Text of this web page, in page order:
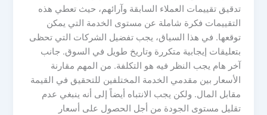
تدقيق تقييمات العملاء السابقة وآرائهم، حيث تعطي هذه
التقييمات فكرة شاملة عن مستوى الخدمة التي يمكن
توقعها. في هذا السياق، يجب تفضيل الشركات التي تحظى
بتعليقات إيجابية متكررة وتاريخ طويل في السوق. جانب
آخر هام يجب النظر فيه هو التكلفة. من المهم مقارنة
الأسعار بين مقدمي الخدمة المختلفين للتحقيق في القيمة
مقابل المال. ولكن يجب الانتباه أيضاً إلى أنه ينبغي عدم
تقليل مستوى الجودة من أجل الحصول على أسعار